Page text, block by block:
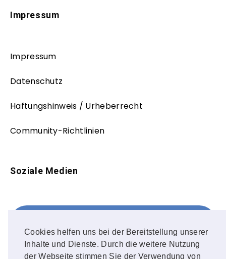
Cookies helfen uns bei der Bereitstellung unserer
Inhalte und Dienste. Durch die weitere Nutzung
der Webseite stimmen Sie der Verwendung von
Impressum
Impressum
Datenschutz
Haftungshinweis / Urheberrecht
Community-Richtlinien
Soziale Medien
FOLLOW ME!
Instagram